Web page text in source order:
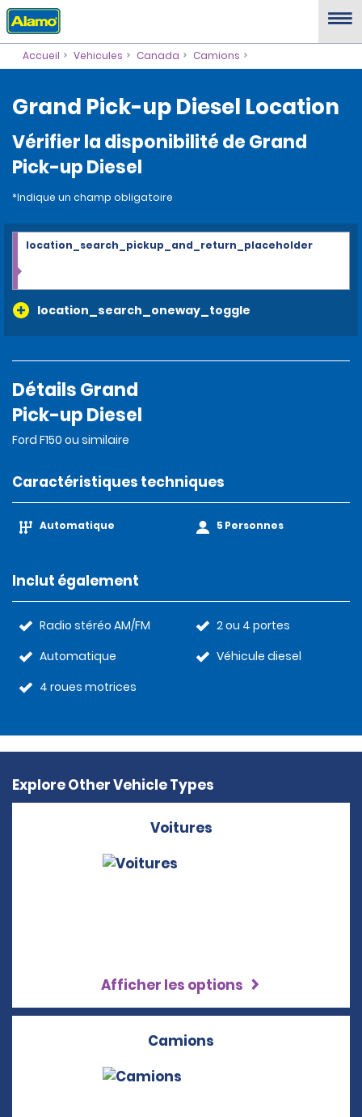
Accueil Vehicules Canada Camions
Grand Pick-up Diesel Location
Vérifier la disponibilité de Grand
Pick-up Diesel
*Indique un champ obligatoire
location_search_oneway_toggle
location_search_pickup_and_return_placeholder
Détails Grand
Pick-up Diesel
Ford F150 ou similaire
Caractéristiques techniques
Automatique 5 Personnes
Inclut également
Radio stéréo AM/FM
Automatique
4 roues motrices
2 ou 4 portes
Véhicule diesel
Explore Other Vehicle Types
Voitures
Afficher les options
Camions